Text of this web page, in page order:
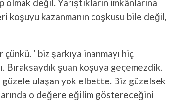
değil. Yarıştıkların imkânlarına
koşuyu kazanmanın coşkusu bile değil,
‘ biz şarkıya inanmayı hiç
Bıraksaydık şuan koşuya geçemezdik.
güzele ulaşan yok elbette. Biz güzelsek
o değere eğilim göstereceğini